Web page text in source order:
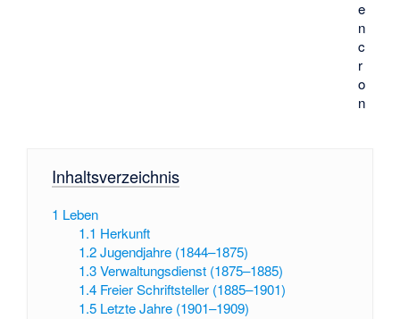
e
n
c
r
o
n
Inhaltsverzeichnis
1 Leben
1.1 Herkunft
1.2 Jugendjahre (1844–1875)
1.3 Verwaltungsdienst (1875–1885)
1.4 Freier Schriftsteller (1885–1901)
1.5 Letzte Jahre (1901–1909)